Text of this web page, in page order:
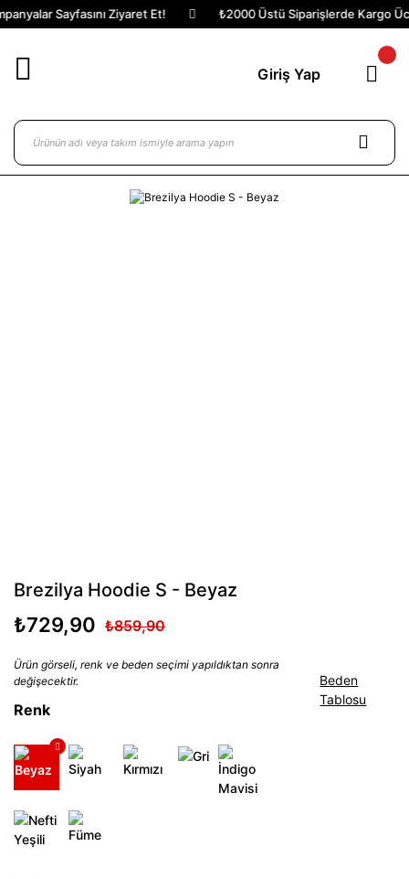
Sayfasını Ziyaret Et! ₺2000 Üstü Siparişlerde Kargo
Giriş Yap
Brezilya Hoodie S - Beyaz
₺729,90 ₺859,90
Ürün görseli, renk ve beden seçimi yapıldıktan sonra
değişecektir.
Renk
Beden
Tablosu